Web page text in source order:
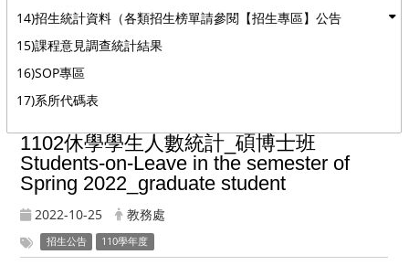
14)招生統計資料（各類招生榜單請參閱【招生專區】公告
15)課程意見調查統計結果
16)SOP專區
17)系所代碼表
1102休學學生人數統計_碩博士班
Students-on-Leave in the semester of
Spring 2022_graduate student
2022-10-25 教務處
招生公告 110學年度